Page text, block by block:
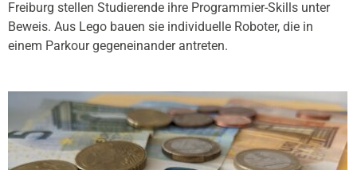
Freiburg stellen Studierende ihre Programmier-Skills unter
Beweis. Aus Lego bauen sie individuelle Roboter, die in
einem Parkour gegeneinander antreten.